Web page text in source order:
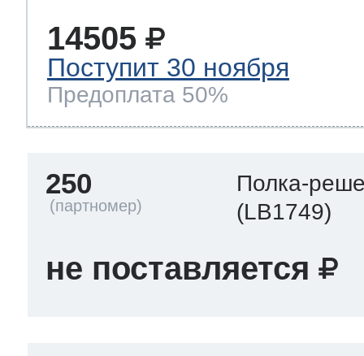
14505
Поступит 30 ноября
Предоплата 50%
250
Полка-
(LB1749)
не поставляется